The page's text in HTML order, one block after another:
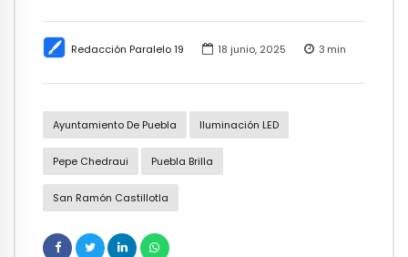
Redacción Paralelo 19 18 junio, 2025 3 min
Ayuntamiento De Puebla Iluminación LED
Pepe Chedraui Puebla Brilla
San Ramón Castillotla